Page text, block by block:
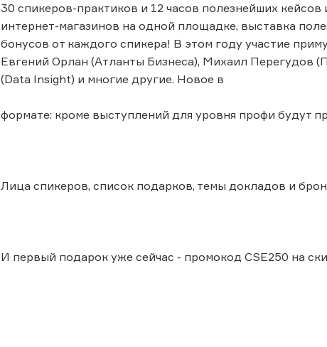
30 спикеров-практиков и 12 часов полезнейших
интернет-магазинов на одной площадке, выставка
бонусов от каждого спикера! В этом году участие
Евгений Орлан (Атланты Бизнеса), Михаил Перегудов
(Data Insight) и многие другие. Новое в
формате: кроме выступлений для уровня профи будут
Лица спикеров, список подарков, темы докладов и
И первый подарок уже сейчас - промокод CSE250 на